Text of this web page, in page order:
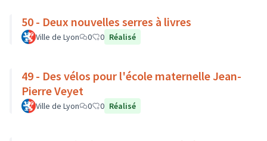
50 - Deux nouvelles serres à livres
Ville de Lyon 0 0 Réalisé
49 - Des vélos pour l'école maternelle Jean-
Pierre Veyet
Ville de Lyon 0 0 Réalisé